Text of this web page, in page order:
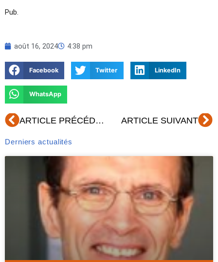
Pub.
août 16, 2024 4:38 pm
Facebook Twitter LinkedIn
WhatsApp
Précédent ARTICLE PRÉCÉDENT ARTICLE SUIVANT
Derniers actualités